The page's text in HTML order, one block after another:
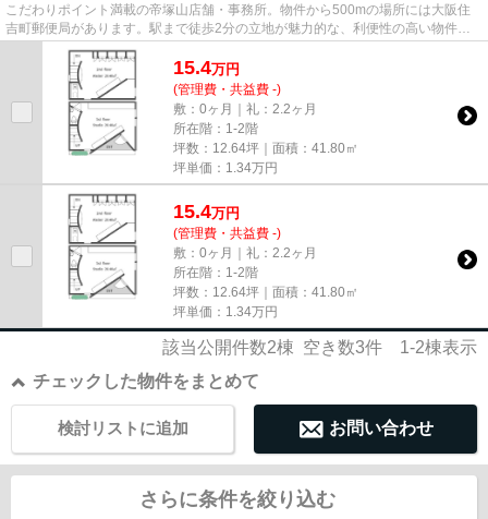
こだわりポイント満載の帝塚山店舗・事務所。物件から500mの場所には大阪住
吉町郵便局があります。駅まで徒歩2分の立地が魅力的な、利便性の高い物件で
す。駐車場まで300mの物件、いか...
15.4万円
(管理費・共益費 -)
敷：0ヶ月｜礼：2.2ヶ月
所在階：1-2階
坪数：12.64坪｜面積：41.80㎡
坪単価： 1.34万円
15.4万円
(管理費・共益費 -)
敷：0ヶ月｜礼：2.2ヶ月
所在階：1-2階
坪数：12.64坪｜面積：41.80㎡
坪単価： 1.34万円
該当公開件数2棟 空き数3件 1-2棟表示
チェックした物件をまとめて
お問い合わせ
検討リストに追加
さらに条件を絞り込む